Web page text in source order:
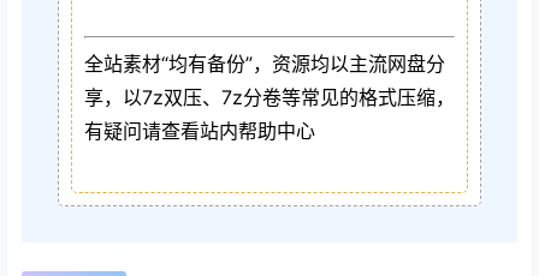
全站素材“均有备份”，资源均以主流网盘分
享，以7z双压、7z分卷等常见的格式压缩，
有疑问请查看站内帮助中心